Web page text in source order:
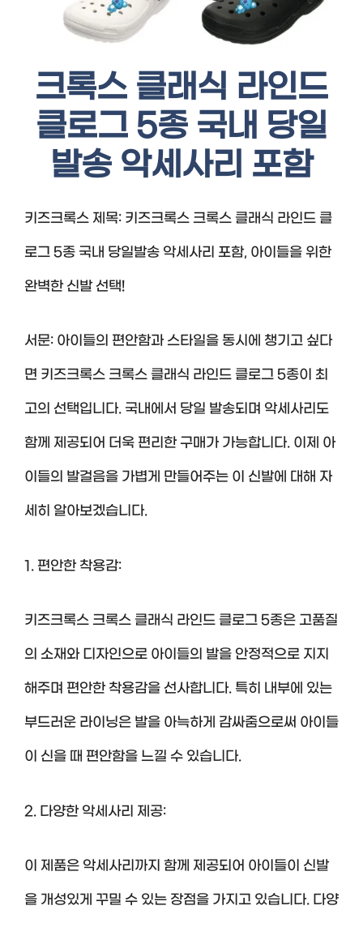
크록스 클래식 라인드
클로그 5종 국내 당일
발송 악세사리 포함
키즈크록스 제목: 키즈크록스 크록스 클래식 라인드 클
로그 5종 국내 당일발송 악세사리 포함, 아이들을 위한
완벽한 신발 선택!
서문: 아이들의 편안함과 스타일을 동시에 챙기고 싶다
면 키즈크록스 크록스 클래식 라인드 클로그 5종이 최
고의 선택입니다. 국내에서 당일 발송되며 악세사리도
함께 제공되어 더욱 편리한 구매가 가능합니다. 이제 아
이들의 발걸음을 가볍게 만들어주는 이 신발에 대해 자
세히 알아보겠습니다.
1. 편안한 착용감:
키즈크록스 크록스 클래식 라인드 클로그 5종은 고품질
의 소재와 디자인으로 아이들의 발을 안정적으로 지지
해주며 편안한 착용감을 선사합니다. 특히 내부에 있는
부드러운 라이닝은 발을 아늑하게 감싸줌으로써 아이들
이 신을 때 편안함을 느낄 수 있습니다.
2. 다양한 악세사리 제공:
이 제품은 악세사리까지 함께 제공되어 아이들이 신발
을 개성있게 꾸밀 수 있는 장점을 가지고 있습니다. 다양